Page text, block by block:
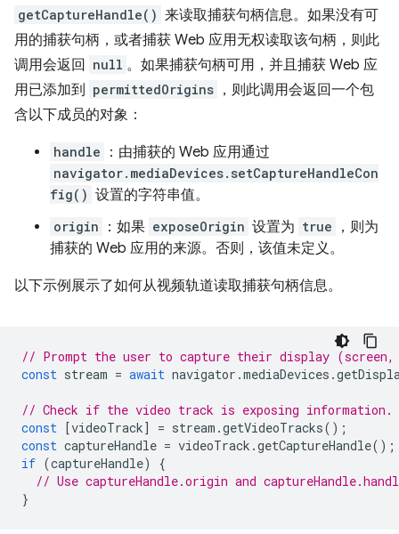
getCaptureHandle() 来读取捕获句柄信息。如果没有可
用的捕获句柄，或者捕获 Web 应用无权读取该句柄，则此
调用会返回 null 。如果捕获句柄可用，并且捕获 Web 应
用已添加到 permittedOrigins ，则此调用会返回一个包
含以下成员的对象：
handle ：由捕获的 Web 应用通过
navigator.mediaDevices.setCaptureHandleCon
fig() 设置的字符串值。
origin ：如果 exposeOrigin 设置为 true
，则为
捕获的 Web 应用的来源。否则，该值未定义。
以下示例展示了如何从视频轨道读取捕获句柄信息。
// Prompt the user to capture their display (screen,
const stream = await navigator .mediaDevices .
// Check if the video track is exposing information.
const [videoTrack] = stream .getVideoTracks();
const captureHandle = videoTrack .getCaptureHandle();
if (captureHandle)
{
// Use captureHandle.origin and
}